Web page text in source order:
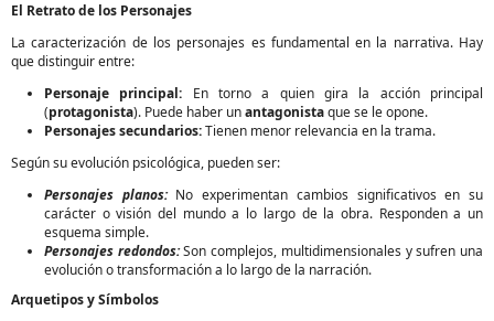
El Retrato de los Personajes
La caracterización de los personajes es fundamental en la narrativa. Hay
que distinguir entre:
Personaje principal: En torno a quien gira la acción principal
(protagonista). Puede haber unantagonistaque se le opone.
Personajes secundarios:Tienen menor relevancia en la trama.
Según su evolución psicológica, pueden ser:
Personajes planos:No experimentan cambios significativos en su
carácter o visión del mundo a lo largo de la obra. Responden a un
esquema simple.
Personajes redondos:Son complejos, multidimensionales y sufren una
evolución o transformación a lo largo de la narración.
Arquetipos y Símbolos